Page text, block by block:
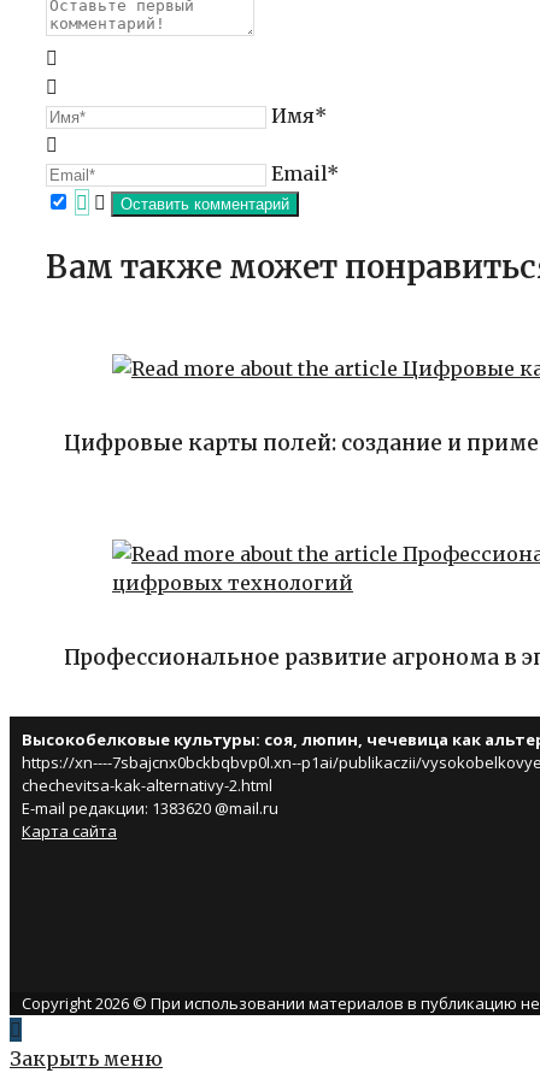
Имя*
Email*
Вам также может
Цифровые карты полей: создание и
Профессиональное развитие агронома в
Высокобелковые культуры: соя, люпин, чечевица как
https://xn----7sbajcnx0bckbqbvp0l.xn--p1ai/publikaczii/
chechevitsa-kak-alternativy-2.html
E-mail редакции: 1383620 @mail.ru
Карта сайта
Copyright 2026 © При использовании материалов в публикацию
Закрыть меню